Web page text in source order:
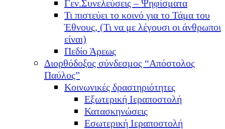
Γεν.Συνελεύσεις – Ψηφίσματα
Τι πιστεύει το κοινό για το Τάμα του
Έθνους, (Τι να με λέγουσι οι άνθρωποι
είναι)
Πεδίο Άρεως
Διορθόδοξος σύνδεσμος “Απόστολος
Παύλος”
Κοινωνικές δραστηριότητες
Εξωτερική Ιεραποστολή
Κατασκηνώσεις
Εσωτερική Ιεραποστολή